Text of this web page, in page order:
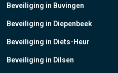
Beveiliging in Buvingen
Beveiliging in Diepenbeek
Beveiliging in Diets-Heur
Beveiliging in Dilsen